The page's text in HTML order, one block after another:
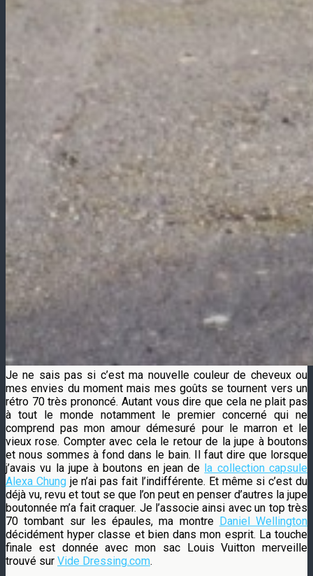
Je ne sais pas si c’est ma nouvelle couleur de cheveux ou
mes envies du moment mais mes goûts se tournent vers un
rétro 70 très prononcé. Autant vous dire que cela ne plait pas
à tout le monde notamment le premier concerné qui ne
comprend pas mon amour démesuré pour le marron et le
vieux rose. Compter avec cela le retour de la jupe à boutons
et nous sommes à fond dans le bain. Il faut dire que lorsque
j’avais vu la jupe à boutons en jean de la collection capsule
Alexa Chungje n’ai pas fait l’indifférente. Et même si c’est du
déjà vu, revu et tout se que l’on peut en penser d’autres la jupe
boutonnée m’a fait craquer. Je l’associe ainsi avec un top très
70 tombant sur les épaules, ma montre Daniel Wellington
décidément hyper classe et bien dans mon esprit. La touche
finale est donnée avec mon sac Louis Vuitton merveille
trouvé sur Vide Dressing.com.